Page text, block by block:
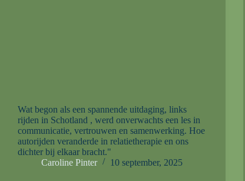
Wat begon als een spannende uitdaging, links
rijden in Schotland , werd onverwachts een les in
communicatie, vertrouwen en samenwerking. Hoe
autorijden veranderde in relatietherapie en ons
dichter bij elkaar bracht."
Caroline Pinter
10 september, 2025